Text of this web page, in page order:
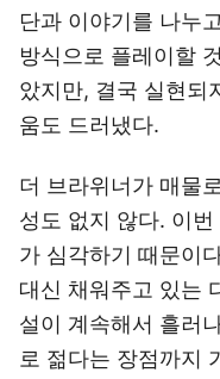
단과 이야기를 나누
방식으로 플레이할
았지만, 결국 실현되
움도 드러냈다.
더 브라위너가 매물
성도 없지 않다. 이
가 심각하기 때문이
대신 채워주고 있는
설이 계속해서 흘러
로 젊다는 장점까지